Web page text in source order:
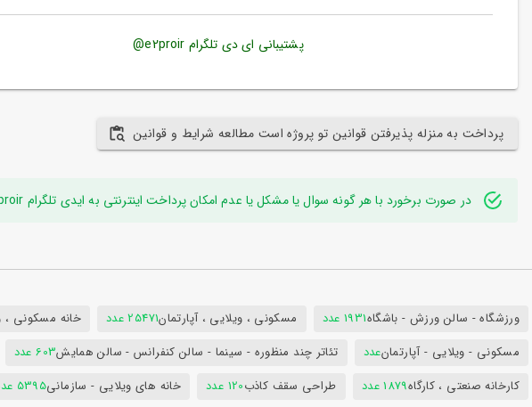
پشتیبانی ای دی تلگرام e2proir@
پرداخت به منزله پذیرفتن قوانین تو پروژه است مطالعه شرایط و قوانین
در صورت برخورد با هر گونه سوال یا مشکل یا عدم امکان پرداخت اینترنتی به ایدی تلگرام e2proir@ پیغام بفرستید
ورزشگاه - سالن ورزش - باشگاه1931 عدد مسکونی ، ویلایی ، آپارتمان25471 عدد خانه مسکونی ،
مسکونی - ویلایی - آپارتمانعدد تئاتر چند منظوره - سینما - سالن کنفرانس - سالن همایش603 عدد
کارخانه صنعتی ، کارگاه1879 عدد طراحی سقف کاذب120 عدد خانه های ویلایی - سازمانی5395 عدد